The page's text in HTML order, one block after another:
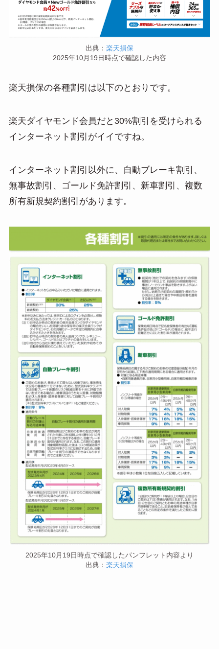
出典： 楽天損保
2025年10月19日時点で確認した内容
楽天損保の各種割引は以下のとおりです。
楽天ダイヤモンド会員だと30%割引を受けられる
インターネット割引がイイですね。
インターネット割引以外に、自動ブレーキ割引、
無事故割引、ゴールド免許割引、新車割引、複数
所有新規契約割引があります。
2025年10月19日時点で確認したパンフレット内容より
出典： 楽天損保